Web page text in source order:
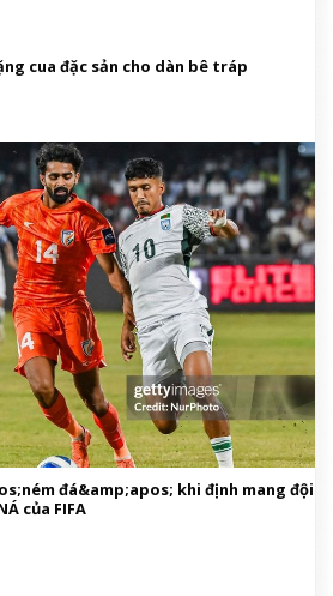
cua đặc sản cho dàn bê tráp
đá&amp;apos; khi định mang đội
của FIFA